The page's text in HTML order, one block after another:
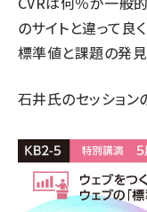
のサイトと違って良
標準値と課題の発見
石井氏のセッション